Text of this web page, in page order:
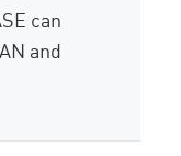
can
and